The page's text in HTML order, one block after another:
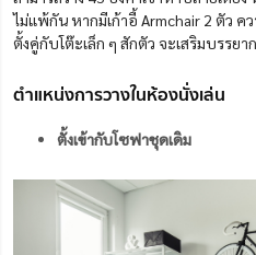
ไม่แพ้กัน หากมีเก้าอี้ Armchair 2 ตัว ค
ตั้งคู่กับโต๊ะเล็ก ๆ สักตัว จะเสริมบรรย
ตำแหน่งการวางในห้องนั่งเล่น
ตั้งเข้ากับโซฟาชุดเดิม